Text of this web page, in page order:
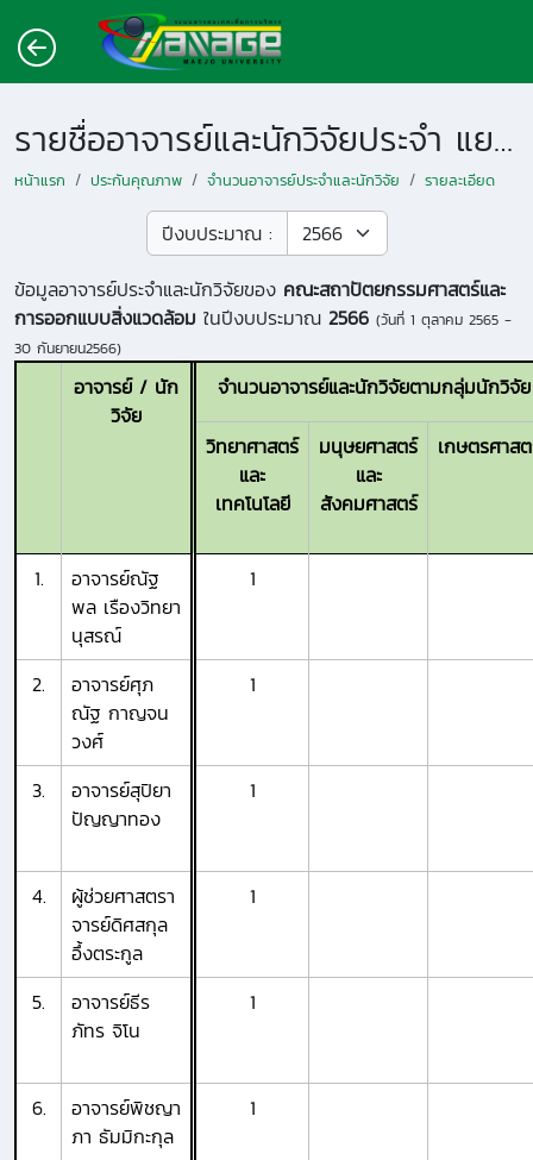
รายชื่ออาจารย์และนักวิจัยประจำ แยกตามหน่วยงาน
หน้าแรก ประกันคุณภาพ จำนวนอาจารย์ประจำและนักวิจัย รายละเอียด
ปีงบประมาณ :
ข้อมูลอาจารย์ประจำและนักวิจัยของ คณะสถาปัตยกรรมศาสตร์และ
การออกแบบสิ่งแวดล้อม ในปีงบประมาณ 2566 (วันที่ 1 ตุลาคม 2565 -
30 กันยายน2566)
อาจารย์ / นัก
วิจัย
จำนวนอาจารย์และนักวิจัยตามกลุ่มนักวิจัย
วิทยาศาสตร์
และ
เทคโนโลยี
มนุษยศาสตร์
และ
สังคมศาสตร์
เกษตรศาส
1.
อาจารย์ณัฐ
พล เรืองวิทยา
นุสรณ์
1
2.
อาจารย์ศุภ
ณัฐ กาญจน
วงศ์
1
3.
อาจารย์สุปิยา
ปัญญาทอง
1
4.
ผู้ช่วยศาสตรา
จารย์ดิศสกุล
อึ้งตระกูล
1
5.
อาจารย์ธีร
ภัทร จิโน
1
6.
อาจารย์พิชญา
ภา ธัมมิกะกุล
1